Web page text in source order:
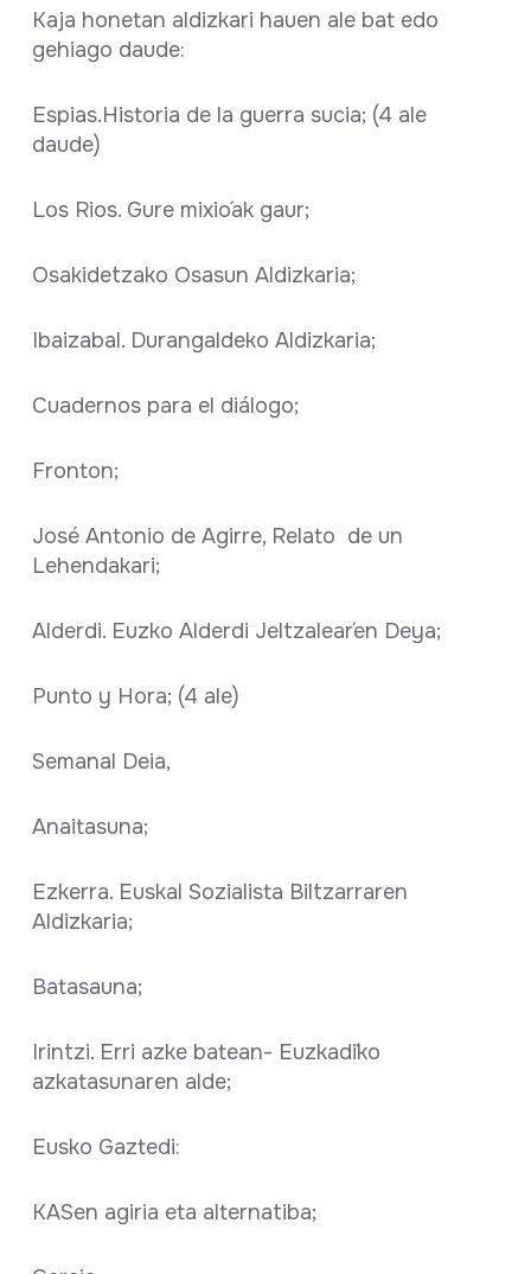
Kaja honetan aldizkari hauen ale bat edo
gehiago daude:
Espias.Historia de la guerra sucia; (4 ale
daude)
Los Rios. Gure mixio´ak gaur;
Osakidetzako Osasun Aldizkaria;
Ibaizabal. Durangaldeko Aldizkaria;
Cuadernos para el diálogo;
Fronton;
José Antonio de Agirre, Relato de un
Lehendakari;
Alderdi. Euzko Alderdi Jeltzalear´en Deya;
Punto y Hora; (4 ale)
Semanal Deia,
Anaitasuna;
Ezkerra. Euskal Sozialista Biltzarraren
Aldizkaria;
Batasauna;
Irintzi. Erri azke batean- Euzkadi´ko
azkatasunaren alde;
Eusko Gaztedi:
KASen agiria eta alternatiba;